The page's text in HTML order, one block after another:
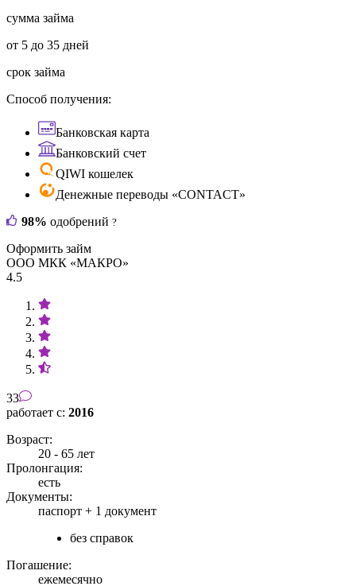
сумма займа
от 5 до 35 дней
срок займа
Способ получения:
Банковская карта
Банковский счет
QIWI кошелек
Денежные переводы «CONTACT»
98% одобрений ?
Оформить займ
ООО МКК «МАКРО»
4.5
33
работает с: 2016
Возраст:
20 - 65 лет
Пролонгация:
есть
Документы:
паспорт + 1 документ
без справок
Погашение:
ежемесячно